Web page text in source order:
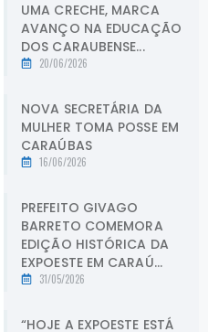
UMA CRECHE, MARCA
AVANÇO NA EDUCAÇÃO
DOS CARAUBENSE...
20/06/2026
NOVA SECRETÁRIA DA
MULHER TOMA POSSE EM
CARAÚBAS
16/06/2026
PREFEITO GIVAGO
BARRETO COMEMORA
EDIÇÃO HISTÓRICA DA
EXPOESTE EM CARAÚ...
31/05/2026
“HOJE A EXPOESTE ESTÁ